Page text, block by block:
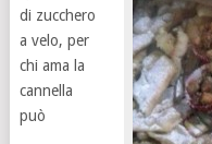
di zucchero
a velo, per
chi ama la
cannella
può